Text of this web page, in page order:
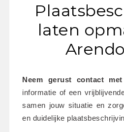
laten
Neem gerust contact
informatie of een
samen jouw situatie en
en duidelijke